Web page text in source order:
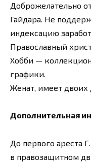
Доброжелательно
Гайдара. Не
индексацию
Православный
Хобби —
графики.
Женат, имеет двоих
Дополнительная
До первого ареста
в правозащитном